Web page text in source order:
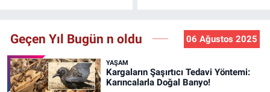
Geçen Yıl Bugün n oldu 06 Ağustos 2025
YAŞAM
Kargaların Şaşırtıcı Tedavi Yöntemi:
Karıncalarla Doğal Banyo!